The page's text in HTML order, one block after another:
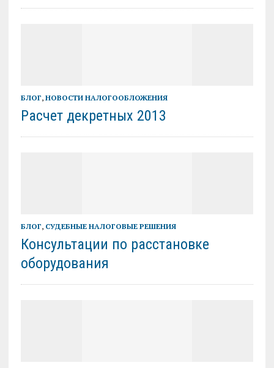
БЛОГ, НОВОСТИ НАЛОГООБЛОЖЕНИЯ
Расчет декретных 2013
БЛОГ, СУДЕБНЫЕ НАЛОГОВЫЕ РЕШЕНИЯ
Консультации по расстановке
оборудования